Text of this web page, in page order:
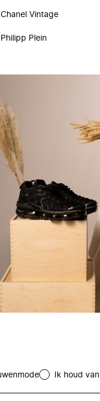
Chanel Vintage
Philipp Plein
Ik houd